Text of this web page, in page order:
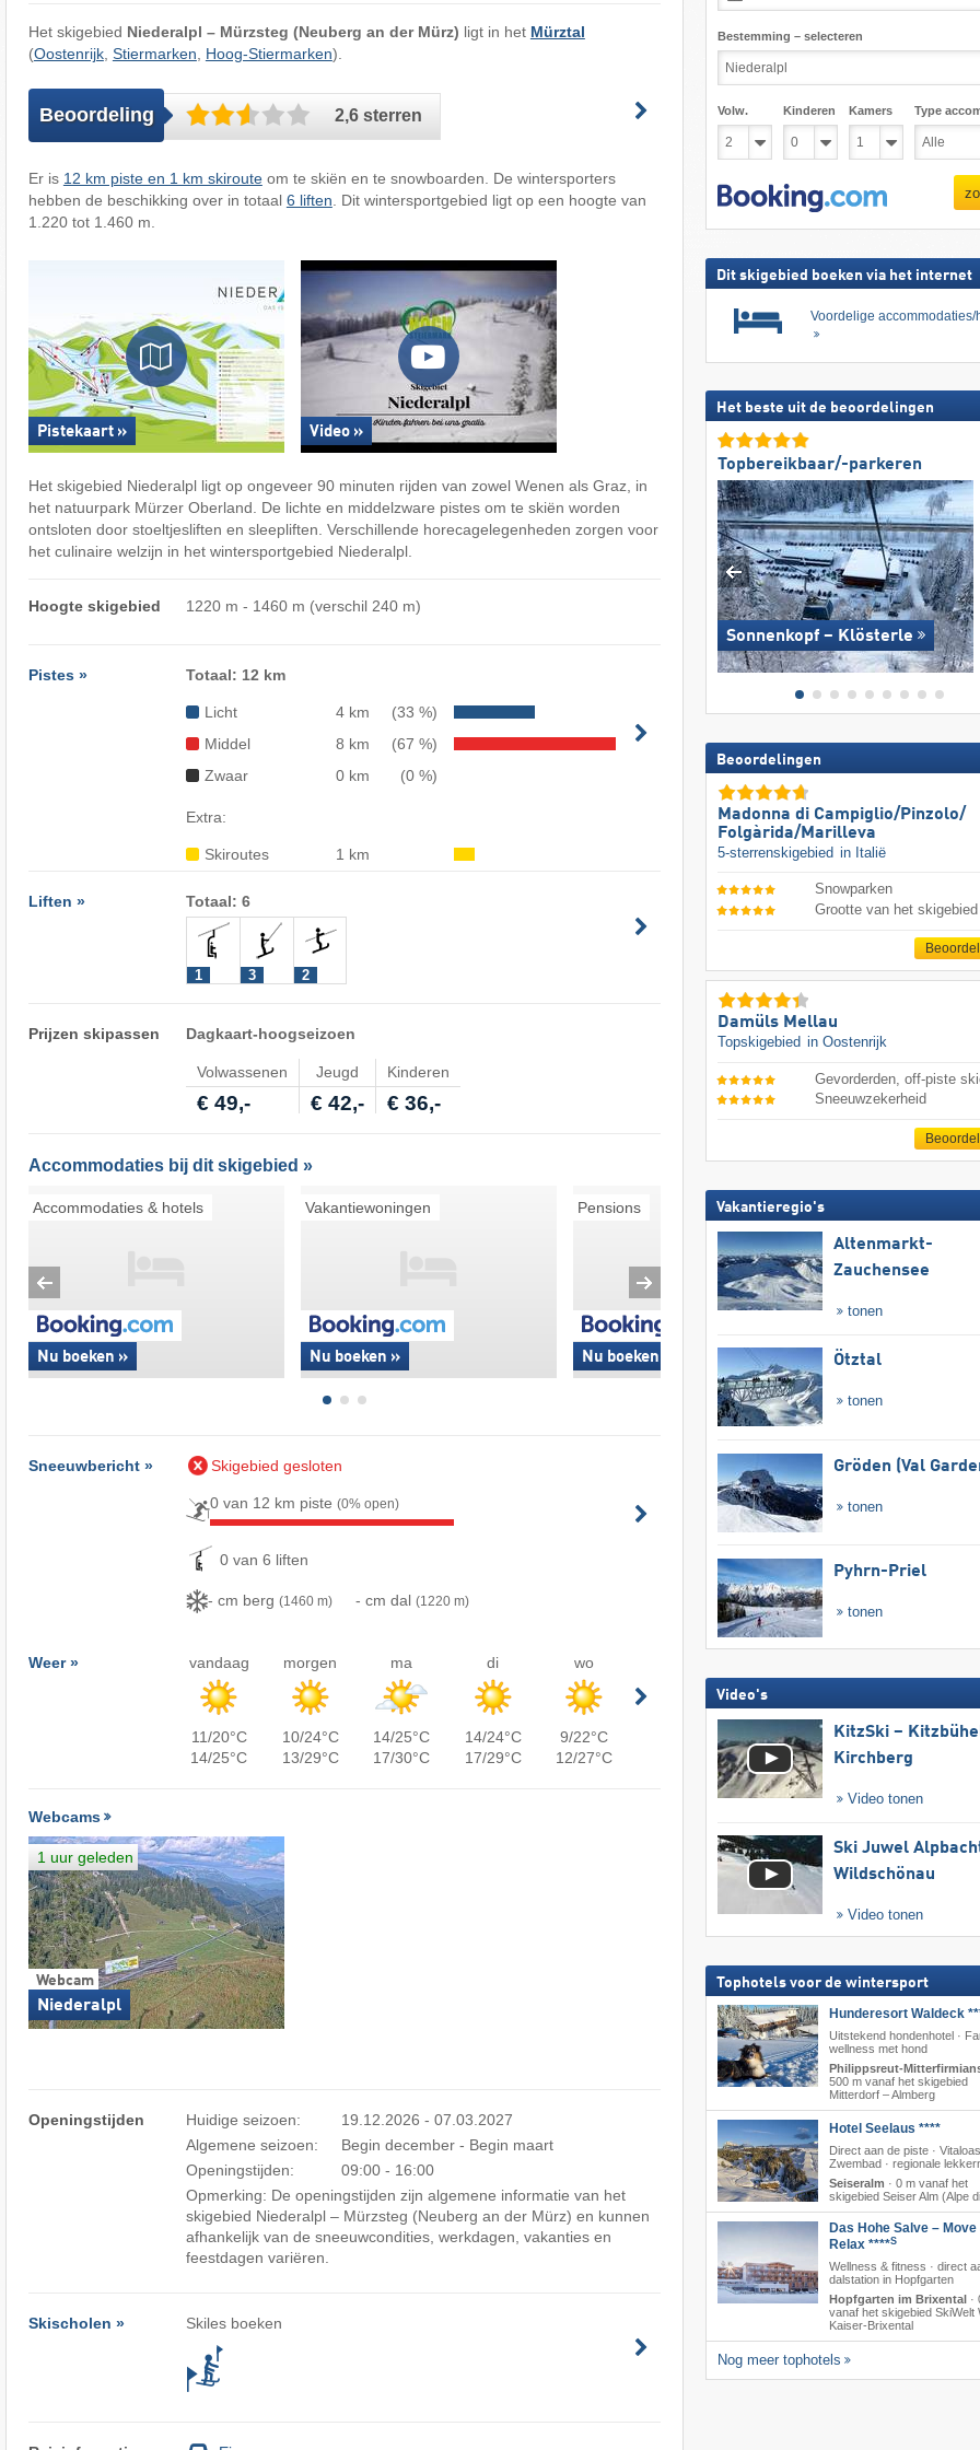
Het skigebied Niederalpl – Mürzsteg (Neuberg an der Mürz) ligt in het Mürztal
(Oostenrijk, Stiermarken Hoog-Stiermarken).
Beoordeling 2,6 sterren
Er is 12 km piste en 1 km skirouteom te skiën en te snowboarden. De wintersporters
hebben de beschikking over in totaal 6 liften . Dit wintersportgebied ligt op een hoogte van
1.220 tot 1.460 m.
Pistekaart » Video »
Het skigebied Niederalpl ligt op ongeveer 90 minuten rijden van zowel Wenen als Graz, in
het natuurpark Mürzer Oberland. De lichte en middelzware pistes om te skiën worden
ontsloten door stoeltjesliften en sleepliften. Verschillende horecagelegenheden zorgen voor
het culinaire welzijn in het wintersportgebied Niederalpl.
Hoogte skigebied 1220 m - 1460 m (verschil 240 m)
Pistes » Totaal: 12 km
Licht 4 km
(33 %)
Middel
8 km
(67 %)
Zwaar
0 km (0 %)
Extra:
Skiroutes 1 km
Liften » Totaal: 6
1 3 2
Prijzen skipassen Dagkaart-hoogseizoen
Volwassenen Jeugd Kinderen
€ 49,- € 42,- € 36,-
Accommodaties bij dit skigebied »
Accommodaties & hotels
Nu boeken »
Vakantiewoningen
Nu boeken »
Pensions
Nu boeken » Nu boeken »
Sneeuwbericht » Skigebied gesloten
0 van 12 km piste(0% open)
0 van 6 liften
- cm berg(1460 m) - cm dal(1220 m)
Weer » vandaag
11/20°C
14/25°C
morgen
10/24°C
13/29°C
ma
14/25°C
17/30°C
di
14/24°C
17/29°C
wo
9/22°C
12/27°C
Webcams
Webcam
Niederalpl
1 uur geleden
Openingstijden Huidige seizoen:
19.12.2026 - 07.03.2027
Algemene seizoen:
Begin december - Begin maart
Openingstijden:
09:00 - 16:00
Opmerking: De openingstijden zijn algemene informatie van het
skigebied Niederalpl – Mürzsteg (Neuberg an der Mürz) en kunnen
afhankelijk van de sneeuwcondities, werkdagen, vakanties en
feestdagen variëren.
Skischolen » Skiles boeken
Bestemming – selecteren
Volw. Kinderen Kamers Type
Dit skigebied boeken via het internet
Voordelige accommodaties/
Het beste uit de beoordelingen
Topbereikbaar/-parkeren
Sonnenkopf – Klösterle
Beoordelingen
Madonna di Campiglio/​Pinzolo/​
Folgàrida/​Marilleva
5-sterrenskigebied in Italië
Snowparken
Grootte van het skigebied
Damüls Mellau
Topskigebied in Oostenrijk
Gevorderden, off-piste
Sneeuwzekerheid
Vakantieregio's
Altenmarkt-
Zauchensee
tonen
Ötztal
tonen
Gröden (Val
tonen
Pyhrn-Priel
tonen
Video's
KitzSki –
Kirchberg
Video tonen
Ski Juwel
Wildschönau
Video tonen
Tophotels voor de wintersport
Hunderesort Waldeck
Uitstekend hondenhotel ·
wellness met hond
Philippsreut-
500 m vanaf het skigebied
Mitterdorf – Almberg
Hotel Seelaus ****
Direct aan de piste ·
Zwembad · regionale
Seiseralm · 0 m vanaf het
skigebied Seiser Alm (Alpe
Das Hohe Salve – Move
Relax ****S
Wellness & fitness · direct
dalstation in Hopfgarten
Hopfgarten im Brixental ·
vanaf het skigebied SkiWelt
Kaiser-Brixental
Nog meer tophotels